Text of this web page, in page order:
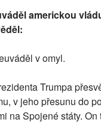
americkou
v omyl.
Trumpa
v jeho přesunu do
na Spojené státy. On